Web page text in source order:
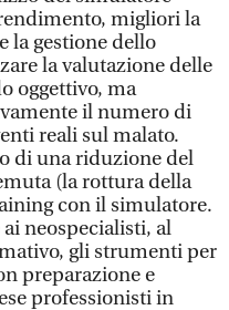
migliori la
la gestione dello
la valutazione delle
oggettivo, ma
il numero di
reali sul malato.
di una riduzione del
(la rottura della
con il simulatore.
neospecialisti, al
gli strumenti per
preparazione e
professionisti in